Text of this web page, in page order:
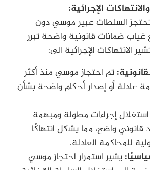
الإجرائية:
السلطات عبير موسي دون
ضمانات قانونية واضحة تبرر
الانتهاكات الإجرائية الى:
تم احتجاز موسي منذ أكثر
عادلة أو إصدار أحكام واضحة بشأن
استغلال إجراءات مطولة ومبهمة
قانوني واضح، مما يشكل انتهاكًا
للمحاكمة العادلة.
يشير استمرار احتجاز موسي